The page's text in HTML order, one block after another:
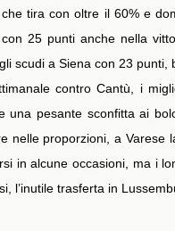
tira con oltre il 60% e
25 punti anche nella
scudi a Siena con 23
contro Cantù, i
una pesante sconfitta ai
nelle proporzioni, a
in alcune occasioni, ma i
l’inutile trasferta in